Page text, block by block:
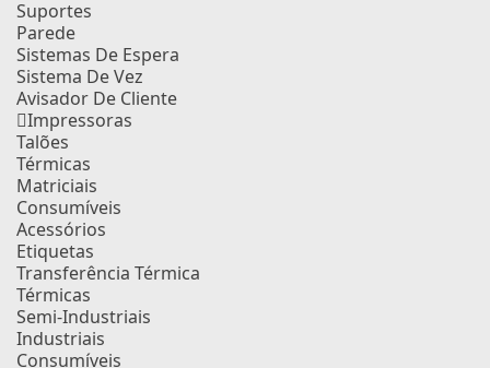
Suportes
Parede
Sistemas De Espera
Sistema De Vez
Avisador De Cliente
Impressoras
Talões
Térmicas
Matriciais
Consumíveis
Acessórios
Etiquetas
Transferência Térmica
Térmicas
Semi-Industriais
Industriais
Consumíveis